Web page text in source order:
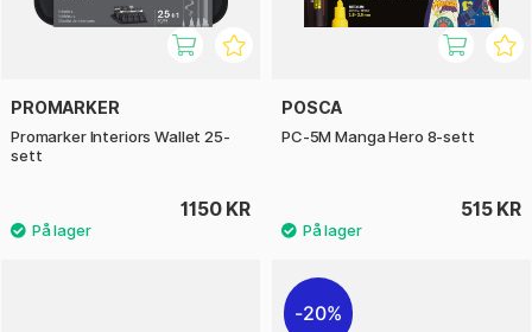
PROMARKER
Promarker Interiors Wallet 25-
sett
1150 KR
POSCA
PC-5M Manga Hero 8-sett
515 KR
20%